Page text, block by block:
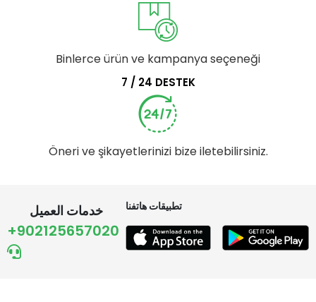
Binlerce ürün ve kampanya seçeneği
7 / 24 DESTEK
Öneri ve şikayetlerinizi bize iletebilirsiniz.
خدمات العميل
+902125657020
تطبيقات هاتفنا